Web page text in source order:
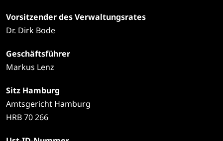
Vorsitzender des Verwaltungsrates
Dr. Dirk Bode
Geschäftsführer
Markus Lenz
Sitz Hamburg
Amtsgericht Hamburg
HRB 70 266